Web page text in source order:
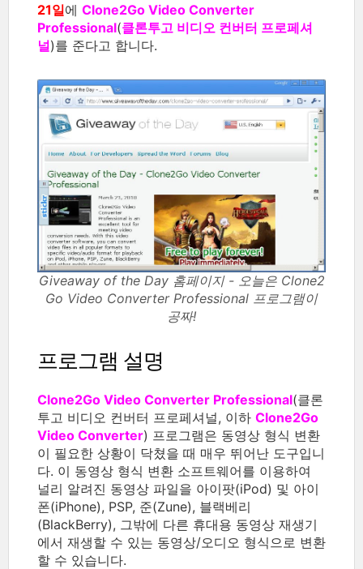
21일에 Clone2Go Video Converter
Professional(클론투고 비디오 컨버터 프로페셔
널)를 준다고 합니다.
Giveaway of the Day 홈페이지 - 오늘은 Clone2
Go Video Converter Professional 프로그램이
공짜!
프로그램 설명
Clone2Go Video Converter Professional(클론
투고 비디오 컨버터 프로페셔널, 이하 Clone2Go
Video Converter) 프로그램은 동영상 형식 변환
이 필요한 상황이 닥쳤을 때 매우 뛰어난 도구입니
다. 이 동영상 형식 변환 소프트웨어를 이용하여
널리 알려진 동영상 파일을 아이팟(iPod) 및 아이
폰(iPhone), PSP, 준(Zune), 블랙베리
(BlackBerry), 그밖에 다른 휴대용 동영상 재생기
에서 재생할 수 있는 동영상/오디오 형식으로 변환
할 수 있습니다.